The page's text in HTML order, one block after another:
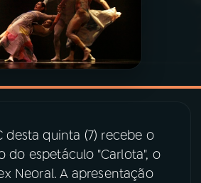
desta quinta (7) recebe o
do espetáculo "Carlota", o
Neoral. A apresentação